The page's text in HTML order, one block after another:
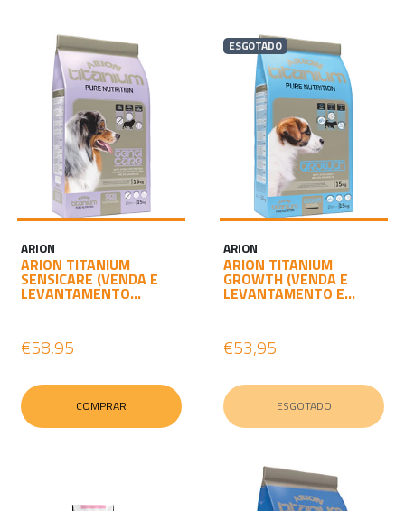
ARION
ARION TITANIUM
SENSICARE (VENDA E
LEVANTAMENTO...
€58,95
COMPRAR
ESGOTADO
ARION
ARION TITANIUM
GROWTH (VENDA E
LEVANTAMENTO E...
€53,95
ESGOTADO